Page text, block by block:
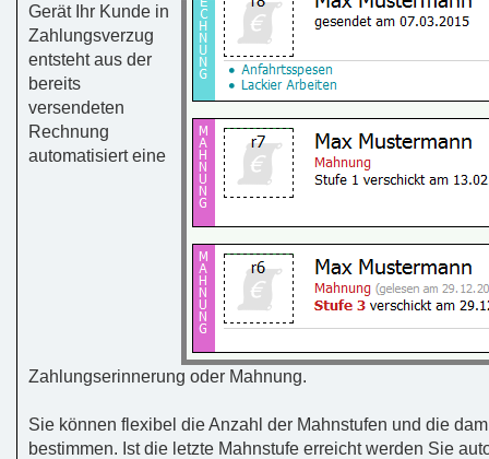
Gerät Ihr Kunde in
Zahlungsverzug
entsteht aus der
bereits
versendeten
Rechnung
automatisiert eine
Zahlungserinnerung oder Mahnung.
Sie können flexibel die Anzahl der Mahnstufen und die
bestimmen. Ist die letzte Mahnstufe erreicht werden Sie